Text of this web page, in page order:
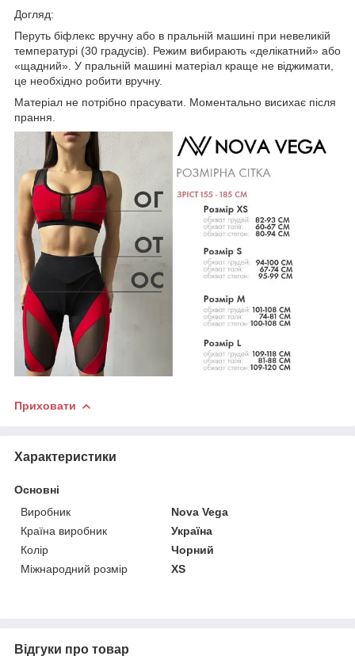
Догляд:
Перуть біфлекс вручну або в пральній машині при невеликій
температурі (30 градусів). Режим вибирають «делікатний» або
«щадний». У пральній машині матеріал краще не віджимати,
це необхідно робити вручну.
Матеріал не потрібно прасувати. Моментально висихає після
прання.
Приховати
Характеристики
Основні
Виробник
Nova Vega
Країна виробник
Україна
Колір
Чорний
Міжнародний розмір
XS
Відгуки про товар